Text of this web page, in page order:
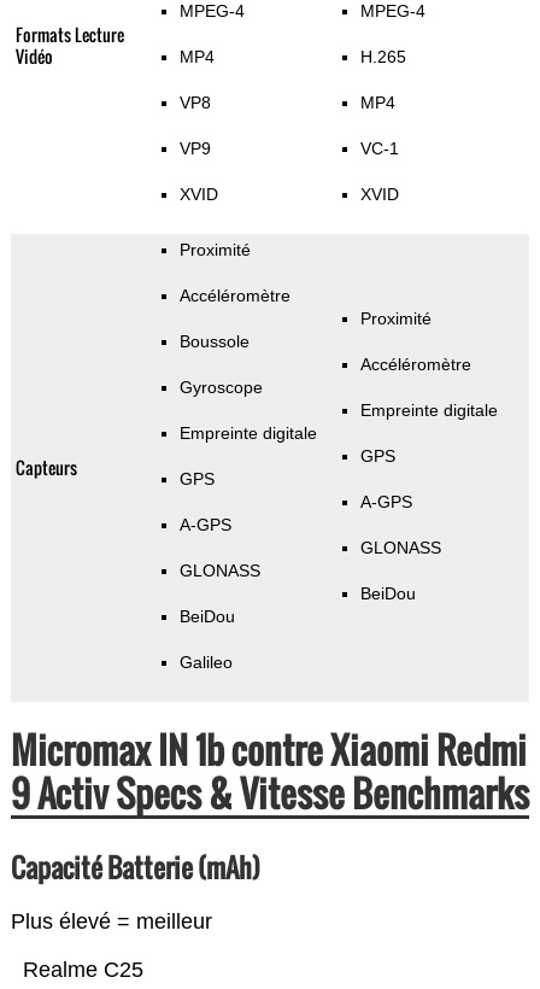
Formats Lecture
Vidéo
MPEG-4
MP4
VP8
VP9
XVID
MPEG-4
H.265
MP4
VC-1
XVID
Capteurs
Proximité
Accéléromètre
Boussole
Gyroscope
Empreinte digitale
GPS
A-GPS
GLONASS
BeiDou
Galileo
Proximité
Accéléromètre
Empreinte digitale
GPS
A-GPS
GLONASS
BeiDou
Micromax IN 1b contre Xiaomi Redmi
9 Activ Specs & Vitesse Benchmarks
Capacité Batterie (mAh)
Plus élevé = meilleur
Realme C25